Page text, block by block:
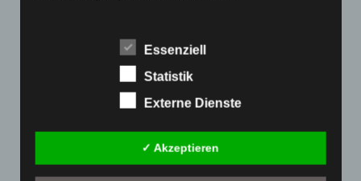
(166)
April 2022(198)
durch unsere Internetseite jederzeit mittels einer
entsprechenden Einstellung des genutzten
Internetbrowsers verhindern und damit der Setzung von
Cookies dauerhaft widersprechen. Ferner können
bereits gesetzte Cookies jederzeit über einen
gelöscht werden. Dies ist in allen gängigen
Person die Setzung von Cookies in dem genutzten
Essenziell
Statistik
Externe Dienste
✓ Akzeptieren